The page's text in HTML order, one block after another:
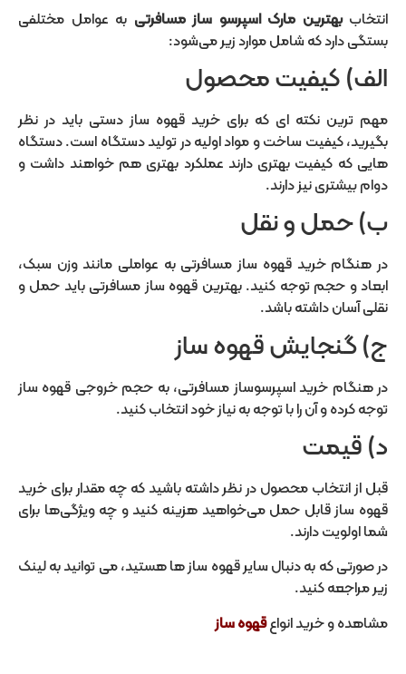
انتخاب بهترین مارک اسپرسو ساز مسافرتی به عوامل مختلفی
بستگی دارد که شامل موارد زیر می‌شود:
الف) کیفیت محصول
مهم ترین نکته ای که برای خرید قهوه ساز دستی باید در نظر
بگیرید، کیفیت ساخت و مواد اولیه در تولید دستگاه است. دستگاه
هایی که کیفیت بهتری دارند عملکرد بهتری هم خواهند داشت و
دوام بیشتری نیز دارند.
ب) حمل و نقل
در هنگام خرید قهوه ساز مسافرتی به عواملی مانند وزن سبک،
ابعاد و حجم توجه کنید. بهترین قهوه ساز مسافرتی باید حمل و
نقلی آسان داشته باشد.
ج) گنجایش قهوه ساز
در هنگام خرید اسپرسوساز مسافرتی، به حجم خروجی قهوه ساز
توجه کرده و آن را با توجه به نیاز خود انتخاب کنید.
د) قیمت
قبل از انتخاب محصول در نظر داشته باشید که چه مقدار برای خرید
قهوه ساز قابل حمل می‌خواهید هزینه کنید و چه ویژگی‌ها برای
شما اولویت دارند.
در صورتی که به دنبال سایر قهوه ساز ها هستید، می توانید به لینک
زیر مراجعه کنید.
مشاهده و خرید انواعقهوه ساز